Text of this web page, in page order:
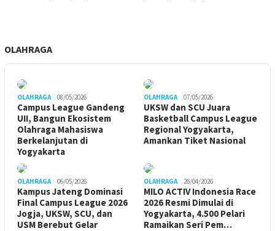
OLAHRAGA
OLAHRAGA 08/05/2026
Campus League Gandeng
UII, Bangun Ekosistem
Olahraga Mahasiswa
Berkelanjutan di
Yogyakarta
OLAHRAGA 07/05/2026
UKSW dan SCU Juara
Basketball Campus League
Regional Yogyakarta,
Amankan Tiket Nasional
OLAHRAGA 06/05/2026
Kampus Jateng Dominasi
Final Campus League 2026
Jogja, UKSW, SCU, dan
USM Berebut Gelar
OLAHRAGA 26/04/2026
MILO ACTIV Indonesia Race
2026 Resmi Dimulai di
Yogyakarta, 4.500 Pelari
Ramaikan Seri Pem…